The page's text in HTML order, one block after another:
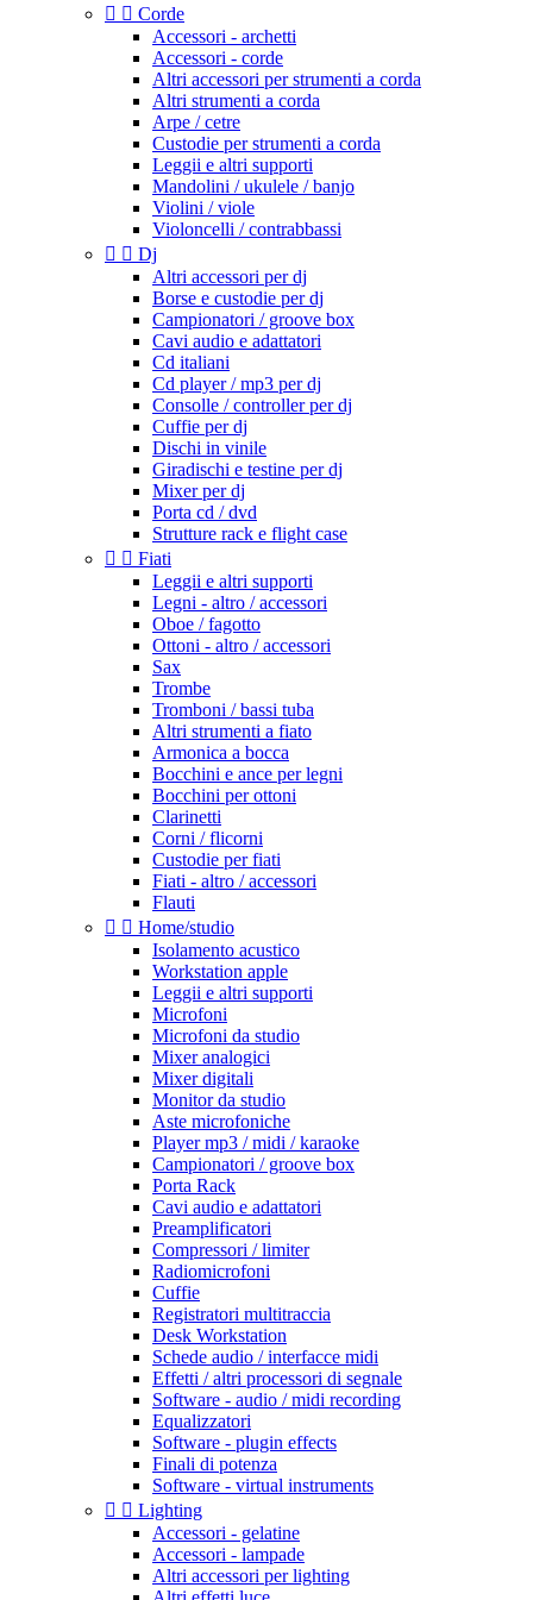
  Corde
Accessori - archetti
Accessori - corde
Altri accessori per strumenti a corda
Altri strumenti a corda
Arpe / cetre
Custodie per strumenti a corda
Leggii e altri supporti
Mandolini / ukulele / banjo
Violini / viole
Violoncelli / contrabbassi
  Dj
Altri accessori per dj
Borse e custodie per dj
Campionatori / groove box
Cavi audio e adattatori
Cd italiani
Cd player / mp3 per dj
Consolle / controller per dj
Cuffie per dj
Dischi in vinile
Giradischi e testine per dj
Mixer per dj
Porta cd / dvd
Strutture rack e flight case
  Fiati
Leggii e altri supporti
Legni - altro / accessori
Oboe / fagotto
Ottoni - altro / accessori
Sax
Trombe
Tromboni / bassi tuba
Altri strumenti a fiato
Armonica a bocca
Bocchini e ance per legni
Bocchini per ottoni
Clarinetti
Corni / flicorni
Custodie per fiati
Fiati - altro / accessori
Flauti
  Home/studio
Isolamento acustico
Workstation apple
Leggii e altri supporti
Microfoni
Microfoni da studio
Mixer analogici
Mixer digitali
Monitor da studio
Aste microfoniche
Player mp3 / midi / karaoke
Campionatori / groove box
Porta Rack
Cavi audio e adattatori
Preamplificatori
Compressori / limiter
Radiomicrofoni
Cuffie
Registratori multitraccia
Desk Workstation
Schede audio / interfacce midi
Effetti / altri processori di segnale
Software - audio / midi recording
Equalizzatori
Software - plugin effects
Finali di potenza
Software - virtual instruments
  Lighting
Accessori - gelatine
Accessori - lampade
Altri accessori per lighting